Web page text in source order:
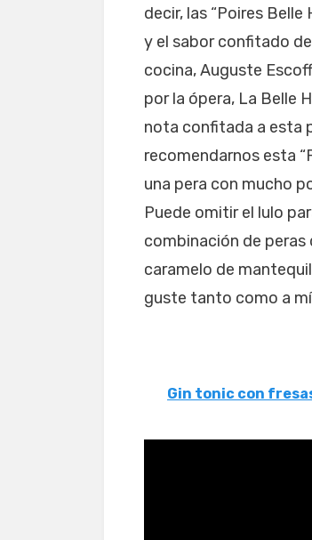
decir, las “Poires
y el sabor confitado
cocina, Auguste
por la ópera, La Belle
nota confitada a esta
recomendarnos esta
una pera con mucho
Puede omitir el lulo
combinación de peras
caramelo de
guste tanto como a
Gin tonic con